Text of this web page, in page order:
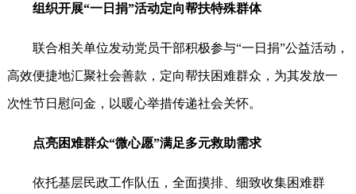
组织开展“一日捐”活动定向帮扶特殊群体
联合相关单位发动党员干部积极参与“一日捐”公益活动，
高效便捷地汇聚社会善款，定向帮扶困难群众，为其发放一
次性节日慰问金，以暖心举措传递社会关怀。
点亮困难群众“微心愿”满足多元救助需求
依托基层民政工作队伍，全面摸排、细致收集困难群